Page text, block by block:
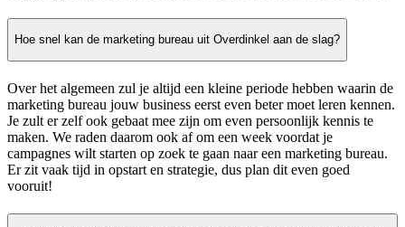
Hoe snel kan de marketing bureau uit Overdinkel aan de slag?
Over het algemeen zul je altijd een kleine periode hebben waarin de
marketing bureau jouw business eerst even beter moet leren kennen.
Je zult er zelf ook gebaat mee zijn om even persoonlijk kennis te
maken. We raden daarom ook af om een week voordat je
campagnes wilt starten op zoek te gaan naar een marketing bureau.
Er zit vaak tijd in opstart en strategie, dus plan dit even goed
vooruit!